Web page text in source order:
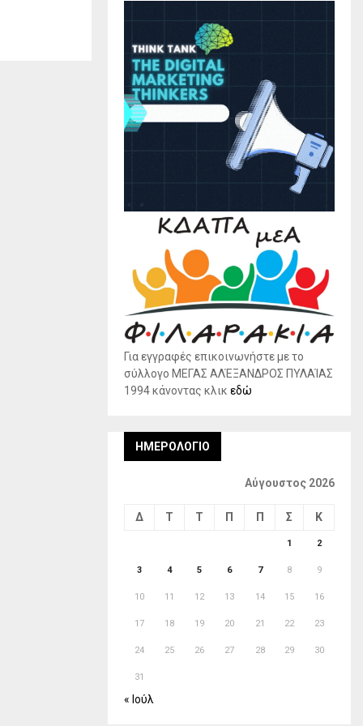
Για εγγραφές επικοινωνήστε με το
σύλλογο ΜΕΓΑΣ ΑΛΈΞΑΝΔΡΟΣ ΠΥΛΑΊΑΣ
1994 κάνοντας κλικ εδώ
ΗΜΕΡΟΛΌΓΙΟ
Αύγουστος 2026
Δ Τ Τ Π Π Σ Κ
1 2
3 4 5 6 7 8 9
10 11 12 13 14 15 16
17 18 19 20 21 22 23
24 25 26 27 28 29 30
31
« Ιούλ